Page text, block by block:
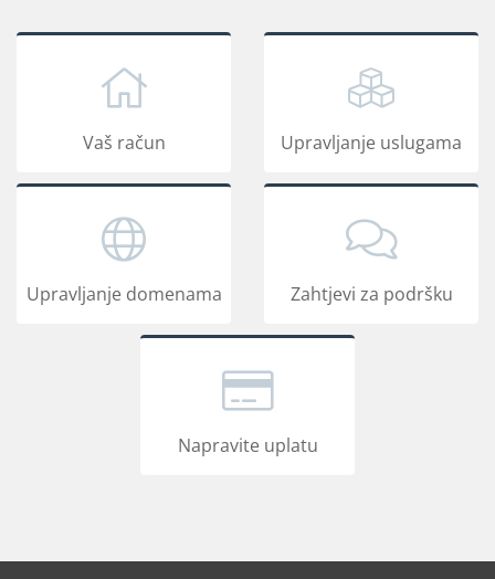
Vaš račun Upravljanje uslugama
Upravljanje domenama Zahtjevi za podršku
Napravite uplatu